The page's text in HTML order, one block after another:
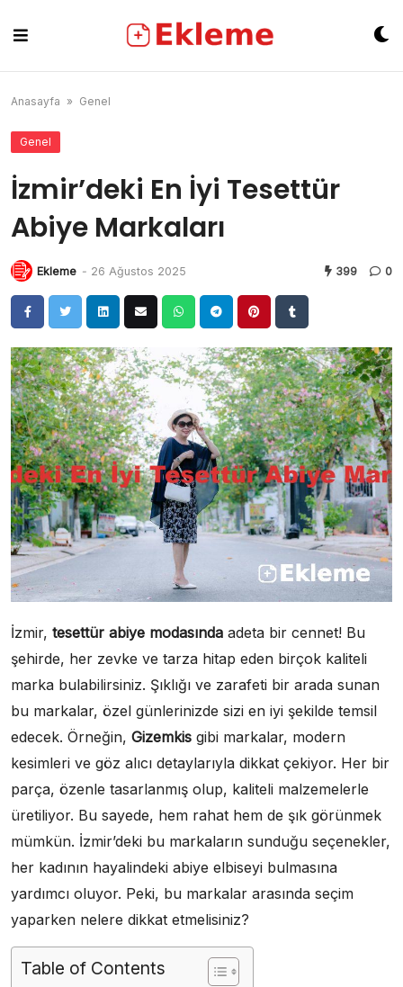
content
Anasayfa » Genel
Genel
İzmir’deki En İyi Tesettür
Abiye Markaları
Ekleme - 26 Ağustos 2025 399 0
İzmir, tesettür abiye modasında adeta bir cennet! Bu
şehirde, her zevke ve tarza hitap eden birçok kaliteli
marka bulabilirsiniz. Şıklığı ve zarafeti bir arada sunan
bu markalar, özel günlerinizde sizi en iyi şekilde temsil
edecek. Örneğin, Gizemkis gibi markalar, modern
kesimleri ve göz alıcı detaylarıyla dikkat çekiyor. Her bir
parça, özenle tasarlanmış olup, kaliteli malzemelerle
üretiliyor. Bu sayede, hem rahat hem de şık görünmek
mümkün. İzmir’deki bu markaların sunduğu seçenekler,
her kadının hayalindeki abiye elbiseyi bulmasına
yardımcı oluyor. Peki, bu markalar arasında seçim
yaparken nelere dikkat etmelisiniz?
Table of Contents